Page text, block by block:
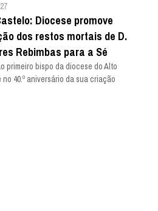
Diocese promove
dos restos mortais de D.
Rebimbas para a Sé
primeiro bispo da diocese do Alto
40.º aniversário da sua criação